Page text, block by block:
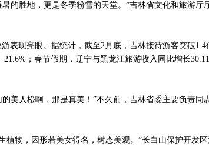
的胜地，更是冬季粉雪的天堂。”吉林省文化和旅游厅
表现亮眼。据统计，截至2月底，吉林接待游客突破1.4
；春节假期，辽宁与黑龙江旅游收入同比增长
美人松啊，那是真美！”不久前，吉林省委主要负责同
植物，因形若美女得名，树态美观。”长白山保护开发区